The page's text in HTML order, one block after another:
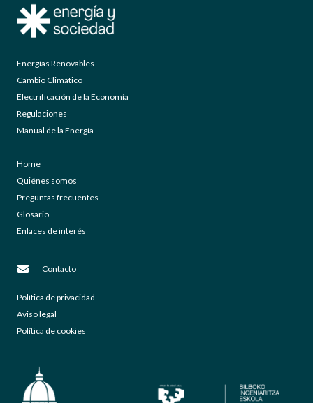
Energías Renovables
Cambio Climático
Electrificación de la Economía
Regulaciones
Manual de la Energía
Home
Quiénes somos
Preguntas frecuentes
Glosario
Enlaces de interés
Contacto
Política de privacidad
Aviso legal
Política de cookies